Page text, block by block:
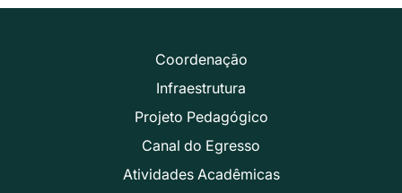
Coordenação
Infraestrutura
Projeto Pedagógico
Canal do Egresso
Atividades Acadêmicas